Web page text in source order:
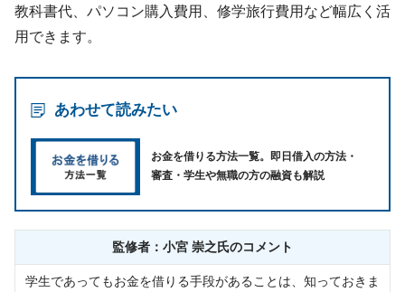
教科書代、パソコン購入費用、修学旅行費用など幅広く活
用できます。
あわせて読みたい
お金を借りる方法一覧。即日借入の方法・
審査・学生や無職の方の融資も解説
監修者：小宮 崇之氏のコメント
学生であってもお金を借りる手段があることは、知っておきま